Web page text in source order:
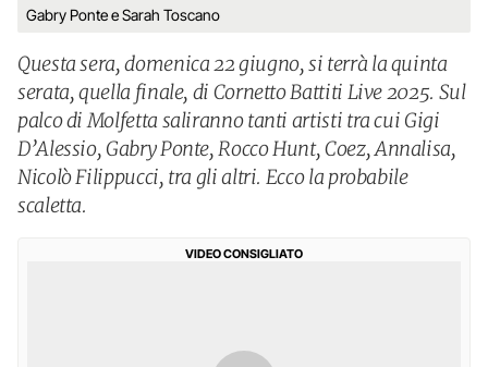
Gabry Ponte e Sarah Toscano
Questa sera, domenica 22 giugno, si terrà la quinta
serata, quella finale, di Cornetto Battiti Live 2025. Sul
palco di Molfetta saliranno tanti artisti tra cui Gigi
D’Alessio, Gabry Ponte, Rocco Hunt, Coez, Annalisa,
Nicolò Filippucci, tra gli altri. Ecco la probabile
scaletta.
VIDEO CONSIGLIATO